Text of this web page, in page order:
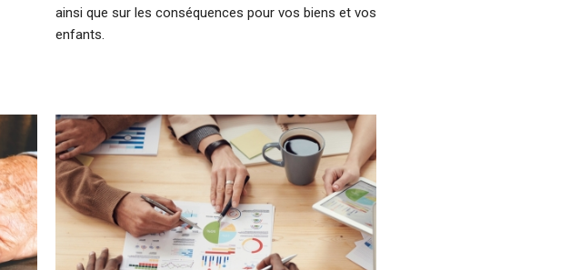
ainsi que sur les conséquences pour vos biens et vos
enfants.